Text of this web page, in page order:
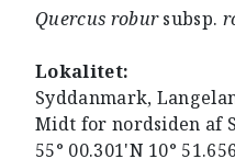
Quercus robursubsp.
Lokalitet:
Syddanmark,
Midt for nordsiden af
55° 00.301'N 10°